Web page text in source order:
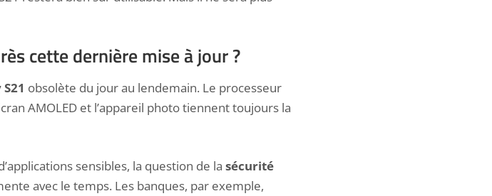
cette dernière mise à jour ?
obsolète du jour au lendemain. Le processeur
AMOLED et l’appareil photo tiennent toujours la
sensibles, la question de la sécurité
avec le temps. Les banques, par exemple,